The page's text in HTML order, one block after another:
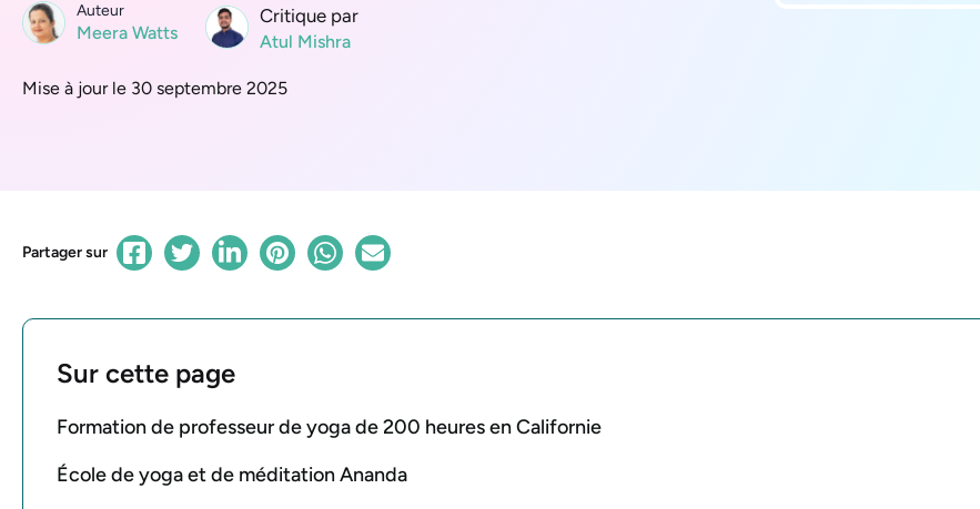
Auteur
Meera Watts
Critique par
Atul Mishra
Mise à jour le 30 septembre 2025
Partager sur
Sur cette page
Formation de professeur de yoga de 200 heures en Californie
École de yoga et de méditation Ananda